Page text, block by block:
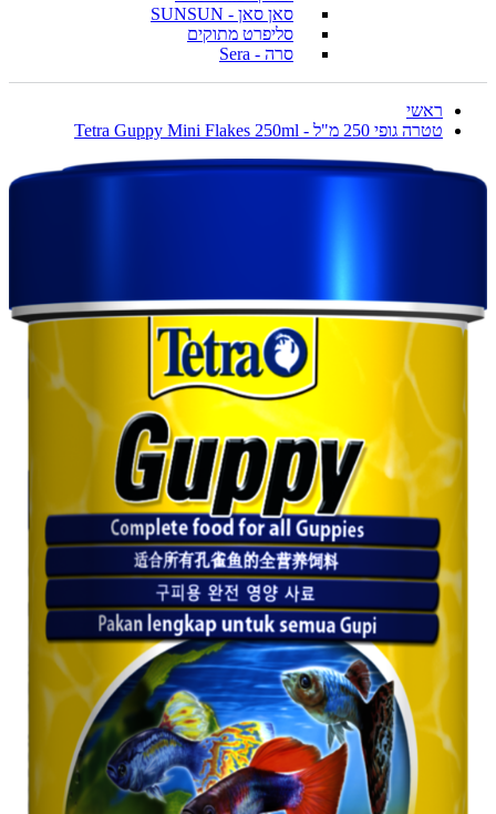
סאן סאן - SUNSUN
סליפרט מתוקים
סרה - Sera
ראשי
טטרה גופי 250 מ"ל - Tetra Guppy Mini Flakes 250ml